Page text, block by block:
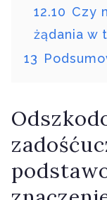
12.10 Czy
żądania w
13